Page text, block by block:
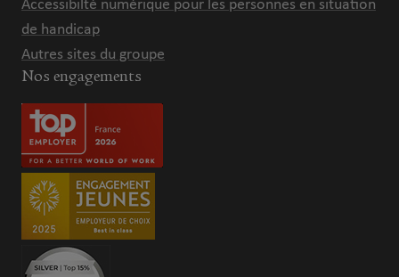
Accessibilté numérique pour les personnes en situation
de handicap
Autres sites du groupe
Nos engagements